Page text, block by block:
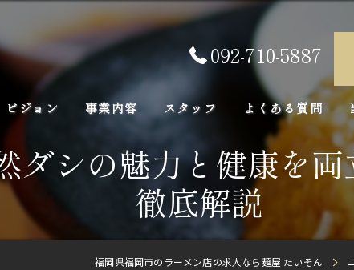
092-710-5887
ビジョン 事業内容 スタッフ よくある質問
ダシの魅力と健康を
徹底解説
福岡県福岡市のラーメン店の求人なら麺屋 たいそん